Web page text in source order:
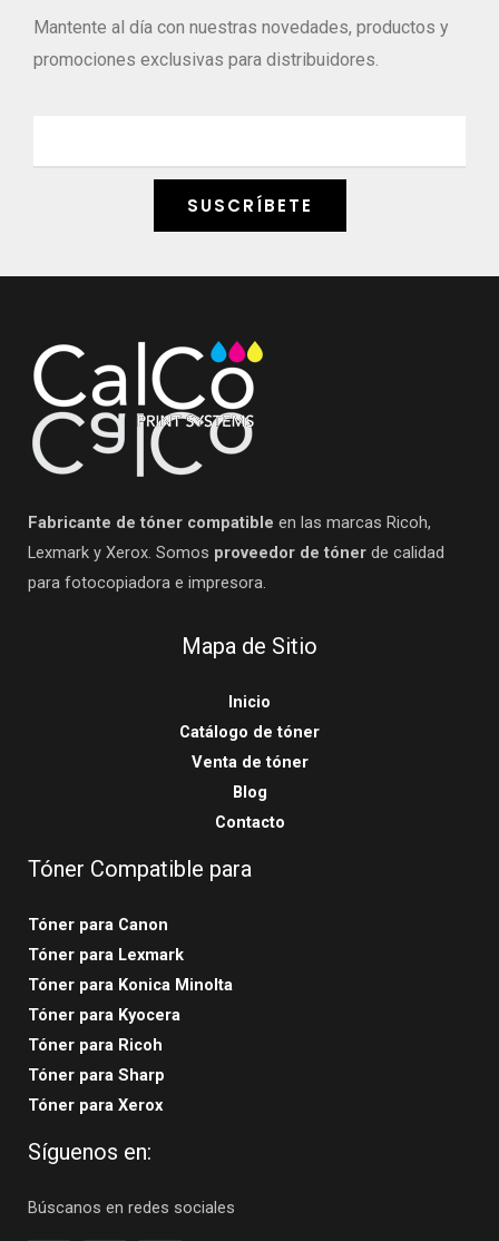
Mantente al día con nuestras novedades, productos y
promociones exclusivas para distribuidores.
SUSCRÍBETE
Fabricante de tóner compatible en las marcas Ricoh,
Lexmark y Xerox. Somos proveedor de tóner de calidad
para fotocopiadora e impresora.
Mapa de Sitio
Inicio
Catálogo de tóner
Venta de tóner
Blog
Contacto
Tóner Compatible para
Tóner para Canon
Tóner para Lexmark
Tóner para Konica Minolta
Tóner para Kyocera
Tóner para Ricoh
Tóner para Sharp
Tóner para Xerox
Síguenos en:
Búscanos en redes sociales